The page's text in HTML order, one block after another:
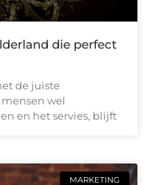
die perfect
de juiste
wel
en het servies, blijft
MARKETING